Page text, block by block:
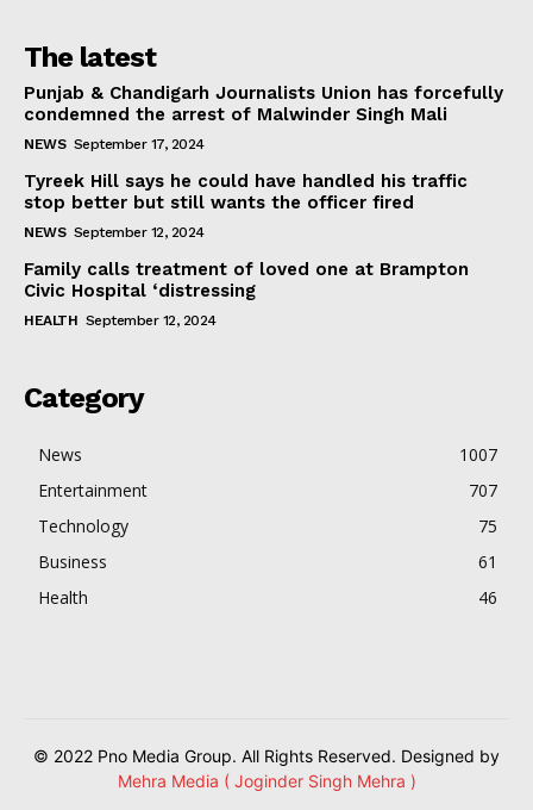
The latest
Punjab & Chandigarh Journalists Union has forcefully
condemned the arrest of Malwinder Singh Mali
NEWS September 17, 2024
Tyreek Hill says he could have handled his traffic
stop better but still wants the officer fired
NEWS September 12, 2024
Family calls treatment of loved one at Brampton
Civic Hospital ‘distressing
HEALTH September 12, 2024
Category
News
1007
Entertainment
707
Technology
75
Business
61
Health
46
© 2022 Pno Media Group. All Rights Reserved. Designed by
Mehra Media ( Joginder Singh Mehra )